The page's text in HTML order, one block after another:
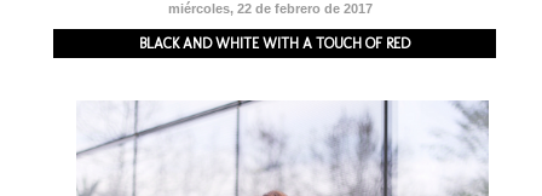
miércoles, 22 de febrero de 2017
BLACK AND WHITE WITH A TOUCH OF RED